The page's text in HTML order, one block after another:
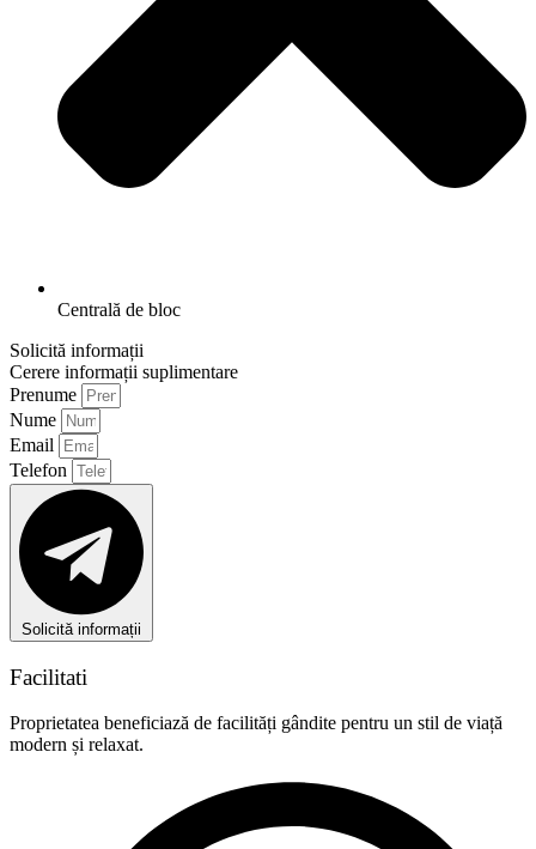
Centrală de bloc
Solicită informații
Cerere informații suplimentare
Prenume
Nume
Email
Telefon
Solicită informații
Facilitati
Proprietatea beneficiază de facilități gândite pentru un stil de viață
modern și relaxat.